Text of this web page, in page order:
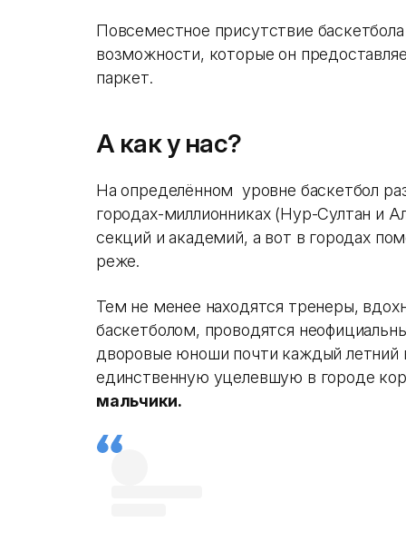
Повсеместное присутствие
возможности, которые он
паркет.
А как у нас?
На определённом уровне баскетбол
городах-миллионниках (Нур-Султан и
секций и академий, а вот в городах
реже.
Тем не менее находятся тренеры,
баскетболом, проводятся
дворовые юноши почти каждый летний
единственную уцелевшую в городе
мальчики.